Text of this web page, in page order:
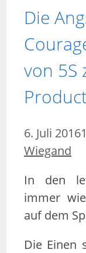
Die
von 5S
6. Juli 2016
Wiegand
In den
immer
auf dem
Die Einen